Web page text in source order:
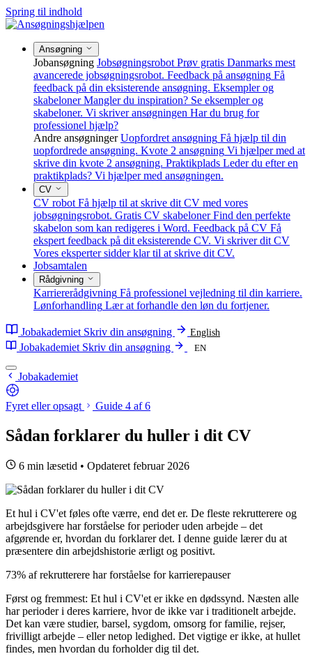
Spring til indhold
Ansøgning
Jobansøgning Jobsøgningsrobot Prøv gratis Danmarks mest
avancerede jobsøgningsrobot. Feedback på ansøgning Få
feedback på din eksisterende ansøgning. Eksempler og
skabeloner Mangler du inspiration? Se eksempler og
skabeloner. Vi skriver ansøgningen Har du brug for
professionel hjælp?
Andre ansøgninger Uopfordret ansøgning Få hjælp til din
uopfordrede ansøgning. Kvote 2 ansøgning Vi hjælper med at
skrive din kvote 2 ansøgning. Praktikplads Leder du efter en
praktikplads? Vi hjælper med ansøgningen.
CV
CV robot Få hjælp til at skrive dit CV med vores
jobsøgningsrobot. Gratis CV skabeloner Find den perfekte
skabelon som kan redigeres i Word. Feedback på CV Få
ekspert feedback på dit eksisterende CV. Vi skriver dit CV
Vores eksperter sidder klar til at skrive dit CV.
Jobsamtalen
Rådgivning
Karriererådgivning Få professionel vejledning til din karriere.
Lønforhandling Lær at forhandle den løn du fortjener.
Jobakademiet Skriv din ansøgning English
Jobakademiet Skriv din ansøgning EN
Jobakademiet
Fyret eller opsagt Guide 4 af 6
Sådan forklarer du huller i dit CV
6 min læsetid • Opdateret februar 2026
Et hul i CV'et føles ofte værre, end det er. De fleste rekrutterere og
arbejdsgivere har forståelse for perioder uden arbejde – det
afgørende er, hvordan du forklarer det. I denne guide lærer du at
præsentere din arbejdshistorie ærligt og positivt.
73% af rekrutterere har forståelse for karrierepauser
Først og fremmest: Et hul i CV'et er ikke en dødssynd. Næsten alle
har perioder i deres karriere, hvor de ikke var i traditionelt arbejde.
Det kan være studier, barsel, sygdom, omsorg for familie, rejser,
frivilligt arbejde – eller netop ledighed. Det vigtige er ikke, at hullet
findes, men hvordan du forholder dig til det.